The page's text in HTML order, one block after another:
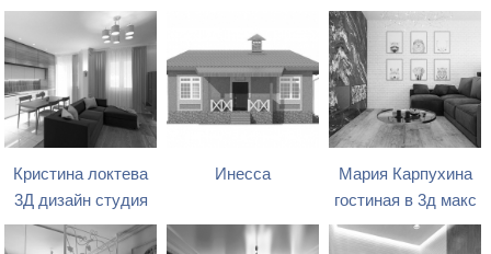
Кристина локтева
3Д дизайн студия
Инесса
Мария Карпухина
гостиная в 3д макс